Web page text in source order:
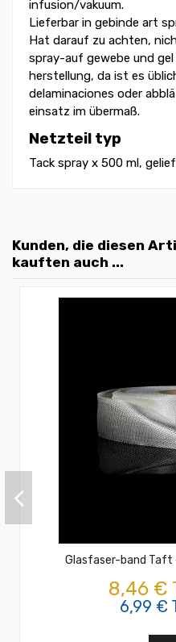
infusion/vakuum.
Lieferbar in gebinde art
Hat darauf zu achten,
spray-auf gewebe und
herstellung, da ist es
delaminaciones oder
einsatz im übermaß.
Netzteil typ
Tack spray x 500 ml,
Kunden, die diesen
kauften auch ...
Glasfaser-band
8,46 €
6,99 €